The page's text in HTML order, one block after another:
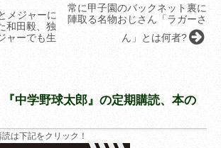
常に甲子園のバックネット裏に
陣取る名物おじさん「ラガーさ
ん」とは何者?
メジャーに
和田毅、独
ャーでも生
『中学野球太郎』の定期購読、本の
は下記をクリック！